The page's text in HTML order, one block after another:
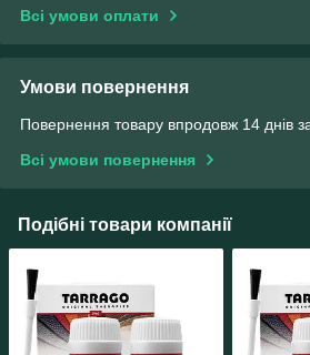
Всі умови оплати
Умови повернення
Повернення товару впродовж 14 днів
Всі умови повернення
Подібні товари компанії